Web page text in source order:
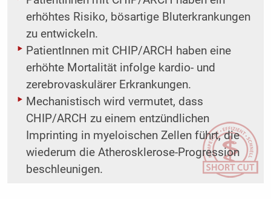
erhöhtes Risiko, bösartige Bluterkrankungen
zu entwickeln.
PatientInnen mit CHIP/ARCH haben eine
erhöhte Mortalität infolge kardio- und
zerebrovaskulärer Erkrankungen.
Mechanistisch wird vermutet, dass
CHIP/ARCH zu einem entzündlichen
Imprinting in myeloischen Zellen führt, die
wiederum die Atherosklerose-Progression
beschleunigen.